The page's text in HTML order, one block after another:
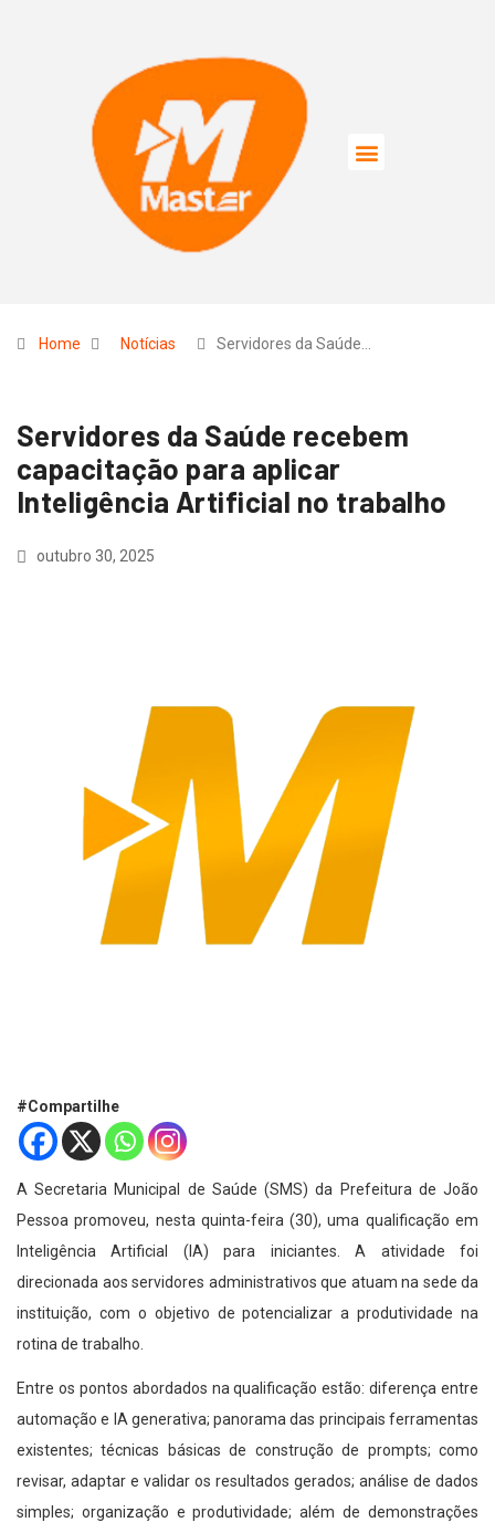
Home Notícias Servidores da Saúde…
Servidores da Saúde recebem
capacitação para aplicar
Inteligência Artificial no trabalho
outubro 30, 2025
#Compartilhe
A Secretaria Municipal de Saúde (SMS) da Prefeitura de João
Pessoa promoveu, nesta quinta-feira (30), uma qualificação em
Inteligência Artificial (IA) para iniciantes. A atividade foi
direcionada aos servidores administrativos que atuam na sede da
instituição, com o objetivo de potencializar a produtividade na
rotina de trabalho.
Entre os pontos abordados na qualificação estão: diferença entre
automação e IA generativa; panorama das principais ferramentas
existentes; técnicas básicas de construção de prompts; como
revisar, adaptar e validar os resultados gerados; análise de dados
simples; organização e produtividade; além de demonstrações